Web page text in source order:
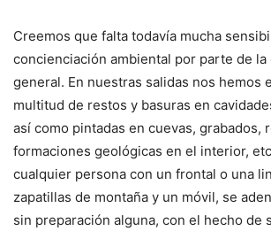
Creemos que falta todavía mucha
concienciación ambiental por parte de la
general. En nuestras salidas nos hemos
multitud de restos y basuras en
así como pintadas en cuevas, grabados,
formaciones geológicas en el interior,
cualquier persona con un frontal o una
zapatillas de montaña y un móvil, se
sin preparación alguna, con el hecho de